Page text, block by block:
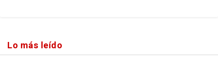
Lo más leído